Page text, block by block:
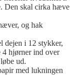
Den skal cirka hæve
og hak
dejen i 12 stykker,
4 hjørner ind over
ud.
med lukningen